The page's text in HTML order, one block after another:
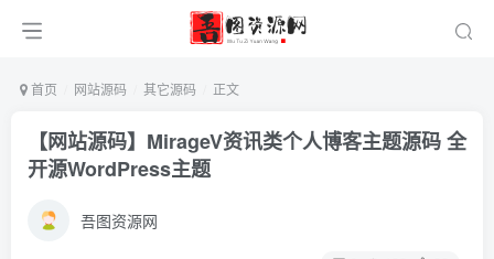
首页 网站源码 其它源码 正文
【网站源码】MirageV资讯类个人博客主题源码 全
开源WordPress主题
吾图资源网